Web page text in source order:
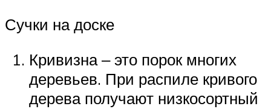
Сучки на доске
Кривизна ‒ это порок многих
деревьев. При распиле кривого
дерева получают низкосортный